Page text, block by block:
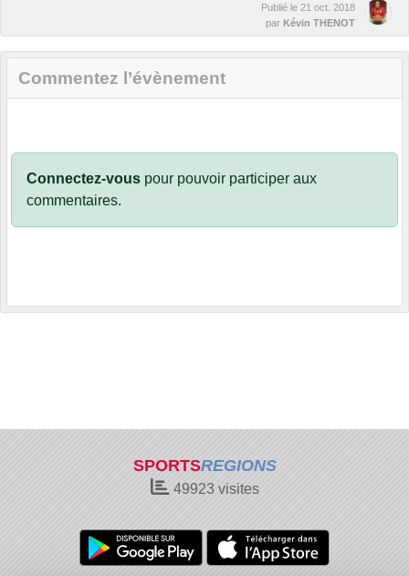
Publié le 21 oct. 2018
par Kévin THENOT
Commentez l’évènement
Connectez-vous pour pouvoir participer aux
commentaires.
SPORTSREGIONS
49923visites